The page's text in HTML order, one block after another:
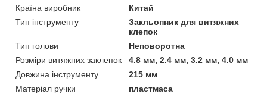
Країна виробник
Китай
Тип інструменту
Закльопник для витяжних
клепок
Тип голови
Неповоротна
Розміри витяжних заклепок
4.8 мм, 2.4 мм, 3.2 мм, 4.0 мм
Довжина інструменту
215 мм
Матеріал ручки
пластмаса